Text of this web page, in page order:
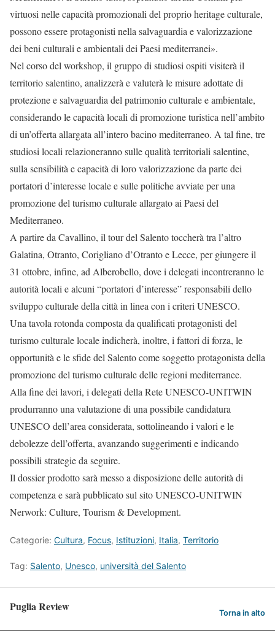
virtuosi nelle capacità promozionali del proprio heritage culturale,
possono essere protagonisti nella salvaguardia e valorizzazione
dei beni culturali e ambientali dei Paesi mediterranei».
Nel corso del workshop, il gruppo di studiosi ospiti visiterà il
territorio salentino, analizzerà e valuterà le misure adottate di
protezione e salvaguardia del patrimonio culturale e ambientale,
considerando le capacità locali di promozione turistica nell’ambito
di un’offerta allargata all’intero bacino mediterraneo. A tal fine, tre
studiosi locali relazioneranno sulle qualità territoriali salentine,
sulla sensibilità e capacità di loro valorizzazione da parte dei
portatori d’interesse locale e sulle politiche avviate per una
promozione del turismo culturale allargato ai Paesi del
Mediterraneo.
A partire da Cavallino, il tour del Salento toccherà tra l’altro
Galatina, Otranto, Corigliano d’Otranto e Lecce, per giungere il
31 ottobre, infine, ad Alberobello, dove i delegati incontreranno le
autorità locali e alcuni “portatori d’interesse” responsabili dello
sviluppo culturale della città in linea con i criteri UNESCO.
Una tavola rotonda composta da qualificati protagonisti del
turismo culturale locale indicherà, inoltre, i fattori di forza, le
opportunità e le sfide del Salento come soggetto protagonista della
promozione del turismo culturale delle regioni mediterranee.
Alla fine dei lavori, i delegati della Rete UNESCO-UNITWIN
produrranno una valutazione di una possibile candidatura
UNESCO dell’area considerata, sottolineando i valori e le
debolezze dell’offerta, avanzando suggerimenti e indicando
possibili strategie da seguire.
Il dossier prodotto sarà messo a disposizione delle autorità di
competenza e sarà pubblicato sul sito UNESCO-UNITWIN
Nerwork: Culture, Tourism & Development.
Categorie: Cultura, Focus, Istituzioni, Italia, Territorio
Tag: Salento, Unesco, università del Salento
Puglia Review Torna in alto